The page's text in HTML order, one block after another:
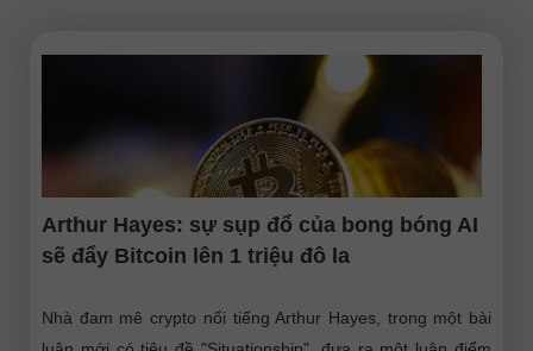
Arthur Hayes: sự sụp đổ của bong bóng AI
sẽ đẩy Bitcoin lên 1 triệu đô la
Nhà đam mê crypto nổi tiếng Arthur Hayes, trong một bài